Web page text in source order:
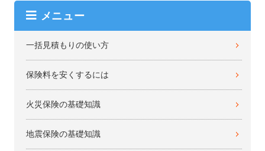
メニュー
一括見積もりの使い方
保険料を安くするには
火災保険の基礎知識
地震保険の基礎知識